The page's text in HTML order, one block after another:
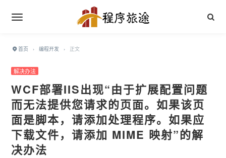
首页 › 编程开发 › 正文
解决办法
WCF部署IIS出现“由于扩展配置问题
而无法提供您请求的页面。如果该页
面是脚本，请添加处理程序。如果应
下载文件，请添加 MIME 映射”的解
决办法